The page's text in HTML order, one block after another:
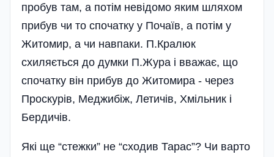
пробув там, а потім невідомо яким шляхом
прибув чи то спочатку у Почаїв, а потім у
Житомир, а чи навпаки. П.Кралюк
схиляється до думки П.Жура і вважає, що
спочатку він прибув до Житомира - через
Проскурів, Меджибіж, Летичів, Хмільник і
Бердичів.
Які ще “стежки” не “сходив Тарас”? Чи варто